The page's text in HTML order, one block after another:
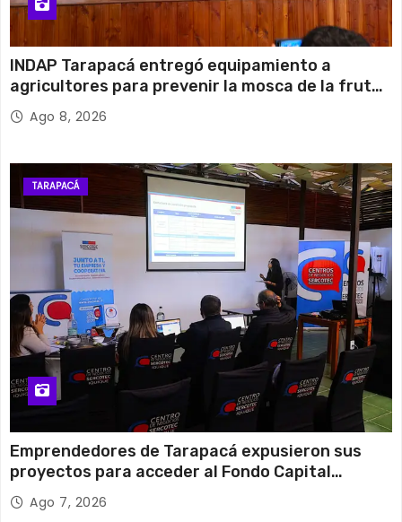
INDAP Tarapacá entregó equipamiento a
agricultores para prevenir la mosca de la fruta
en Pica
Ago 8, 2026
TARAPACÁ
Emprendedores de Tarapacá expusieron sus
proyectos para acceder al Fondo Capital
Semilla de SERCOTEC
Ago 7, 2026